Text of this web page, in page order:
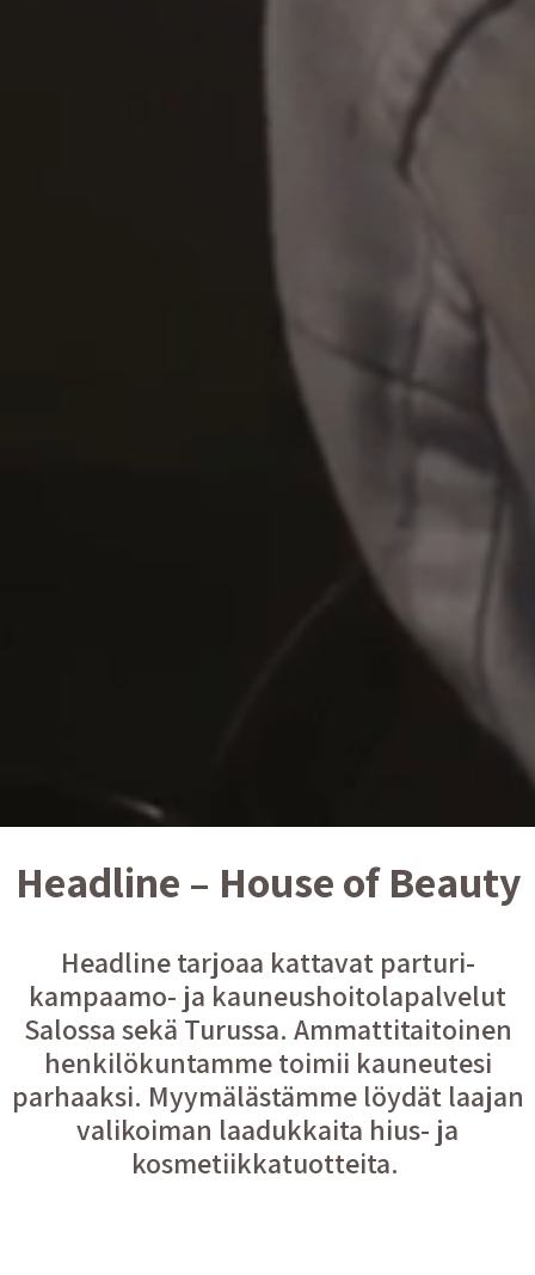
Headline – House of Beauty
Headline tarjoaa kattavat parturi-
kampaamo- ja kauneushoitolapalvelut
Salossa sekä Turussa. Ammattitaitoinen
henkilökuntamme toimii kauneutesi
parhaaksi. Myymälästämme löydät laajan
valikoiman laadukkaita hius- ja
kosmetiikkatuotteita.